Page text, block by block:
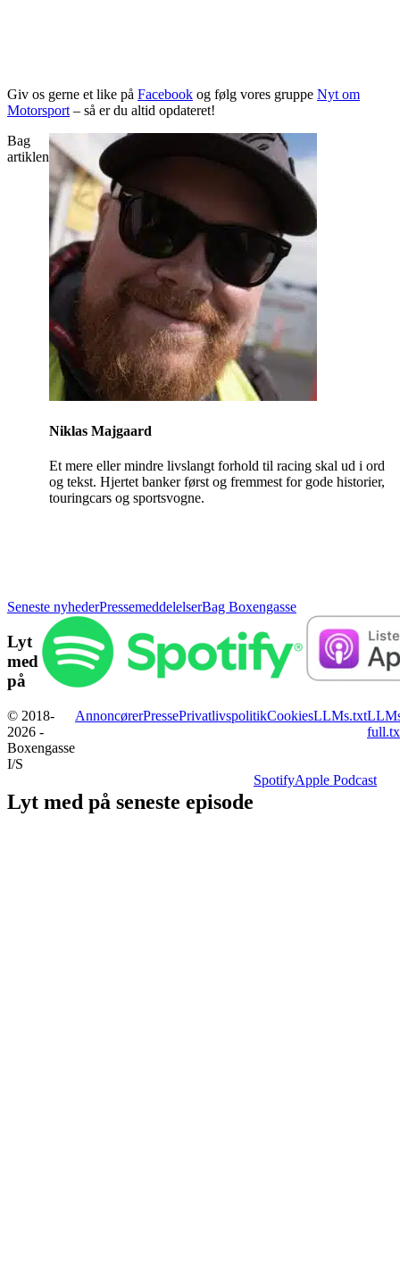
Giv os gerne et like på Facebook og følg vores gruppe Nyt om
Motorsport – så er du altid opdateret!
Bag
artiklen
Niklas Majgaard
Et mere eller mindre livslangt forhold til racing skal ud i ord
og tekst. Hjertet banker først og fremmest for gode historier,
touringcars og sportsvogne.
Seneste nyhederPressemeddelelserBag Boxengasse
Lyt
med
på
© 2018-
2026 -
Boxengasse
I/S
AnnoncørerPressePrivatlivspolitikCookiesLLMs.txt
Lyt med på seneste episode
SpotifyApple Podcast